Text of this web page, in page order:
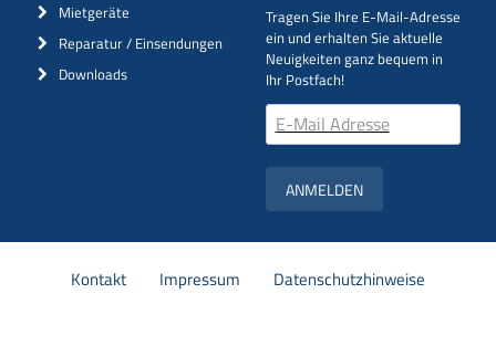
Mietgeräte
Reparatur / Einsendungen
Downloads
Tragen Sie Ihre E-Mail-Adresse
ein und erhalten Sie aktuelle
Neuigkeiten ganz bequem in
Ihr Postfach!
ANMELDEN
Navigation
Kontakt Impressum Datenschutzhinweise